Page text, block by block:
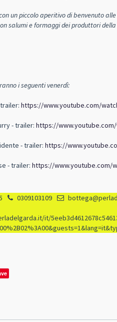
un piccolo aperitivo di benvenuto
salumi e formaggi dei produttori
i seguenti venerdì:
https://www.youtube.com/
- trailer: https://www.youtube.com/
- trailer: https://
- trailer: https://www.youtube.com/
0309103109
it/